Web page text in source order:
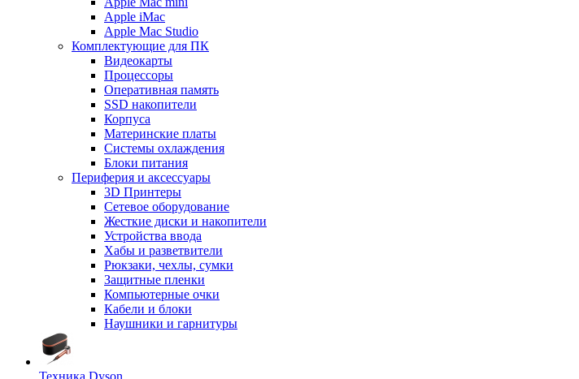
Apple iMac
Apple Mac Studio
Комплектующие для ПК
Видеокарты
Процессоры
Оперативная память
SSD накопители
Корпуса
Материнские платы
Системы охлаждения
Блоки питания
Периферия и аксессуары
3D Принтеры
Сетевое оборудование
Жесткие диски и накопители
Устройства ввода
Хабы и разветвители
Рюкзаки, чехлы, сумки
Защитные пленки
Компьютерные очки
Кабели и блоки
Наушники и гарнитуры
Техника Dyson